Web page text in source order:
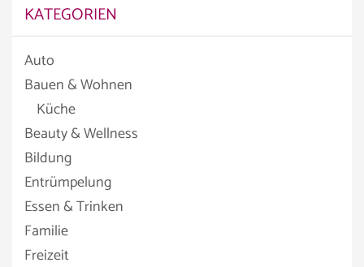
KATEGORIEN
Auto
Bauen & Wohnen
Küche
Beauty & Wellness
Bildung
Entrümpelung
Essen & Trinken
Familie
Freizeit